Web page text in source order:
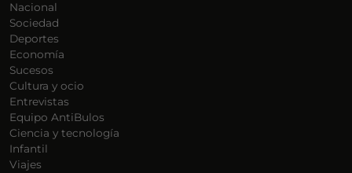
Nacional
Sociedad
Deportes
Economía
Sucesos
Cultura y ocio
Entrevistas
Equipo AntiBulos
Ciencia y tecnología
Infantil
Viajes